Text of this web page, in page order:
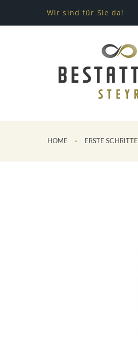
Wir sind für Sie da!
HOME ERSTE SCHRITTE